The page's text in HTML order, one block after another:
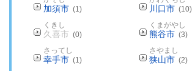
加須市 (1) 川口市 (10)
くきし
久喜市 (0)
くまがやし
熊谷市 (3)
さってし
幸手市 (1)
さやまし
狭山市 (2)